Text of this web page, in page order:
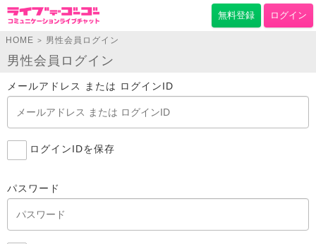
無料登録 ログイン
HOME > 男性会員ログイン
男性会員ログイン
メールアドレス または ログインID
ログインIDを保存
パスワード